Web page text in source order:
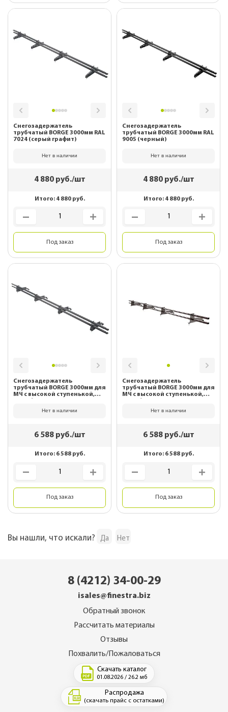
Снегозадержатель
трубчатый BORGE 3000мм RAL
7024 (серый графит)
Нет в наличии
4 880руб./шт
Итого: 4 880руб.
Под заказ
Снегозадержатель
трубчатый BORGE 3000мм RAL
9005 (черный)
Нет в наличии
4 880руб./шт
Итого: 4 880руб.
Под заказ
Снегозадержатель
трубчатый BORGE 3000мм для
МЧ с высокой ступенькой,
7024 (серый графит)
Нет в наличии
6 588руб./шт
Итого: 6 588руб.
Под заказ
Снегозадержатель
трубчатый BORGE 3000мм для
МЧ с высокой ступенькой,
8017 (Шоколад)Нет в наличии
6 588руб./шт
Итого: 6 588руб.
Под заказ
Вы нашли, что искали? Да Нет
8 (4212) 34-00-29
isales@finestra.biz
Обратный звонок
Рассчитать материалы
Отзывы
Похвалить/Пожаловаться
Скачать каталог
01.08.2026 / 26.2 мб
Распродажа
(скачать прайс с остатками)